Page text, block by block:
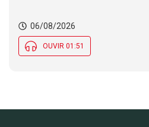
06/08/2026
OUVIR 01:51